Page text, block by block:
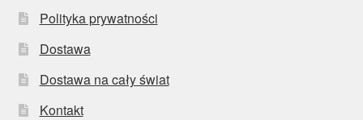
Polityka prywatności
Dostawa
Dostawa na cały świat
Kontakt